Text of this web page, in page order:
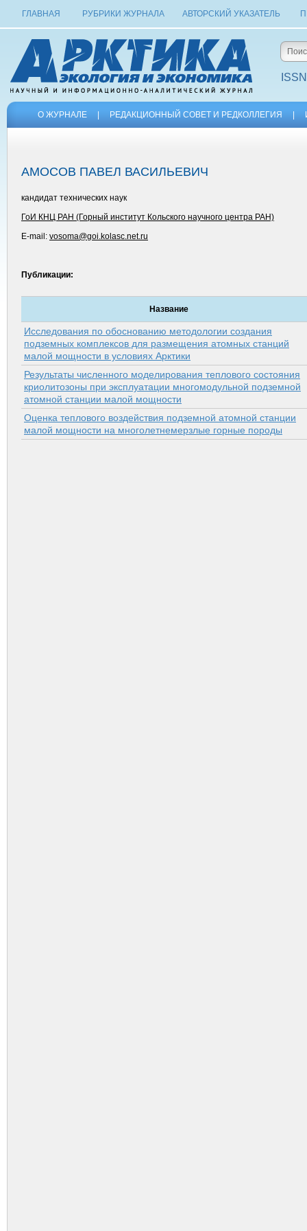
ГЛАВНАЯ РУБРИКИ ЖУРНАЛА АВТОРСКИЙ УКАЗАТЕЛЬ
О ЖУРНАЛЕ РЕДАКЦИОННЫЙ СОВЕТ И РЕДКОЛЛЕГИЯ
АМОСОВ ПАВЕЛ ВАСИЛЬЕВИЧ
кандидат технических наук
ГоИ КНЦ РАН (Горный институт Кольского научного центра РАН)
E-mail: vosoma@goi.kolasc.net.ru
Публикации:
Название
Исследования по обоснованию методологии создания
подземных комплексов для размещения атомных станций
малой мощности в условиях Арктики
Результаты численного моделирования теплового состояния
криолитозоны при эксплуатации многомодульной подземной
атомной станции малой мощности
Оценка теплового воздействия подземной атомной станции
малой мощности на многолетнемерзлые горные породы